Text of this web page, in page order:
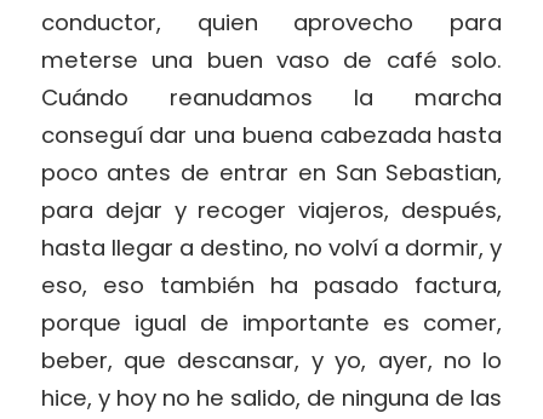
conductor, quien aprovecho para
meterse una buen vaso de café solo.
Cuándo reanudamos la marcha
conseguí dar una buena cabezada hasta
poco antes de entrar en San Sebastian,
para dejar y recoger viajeros, después,
hasta llegar a destino, no volví a dormir, y
eso, eso también ha pasado factura,
porque igual de importante es comer,
beber, que descansar, y yo, ayer, no lo
hice, y hoy no he salido, de ninguna de las